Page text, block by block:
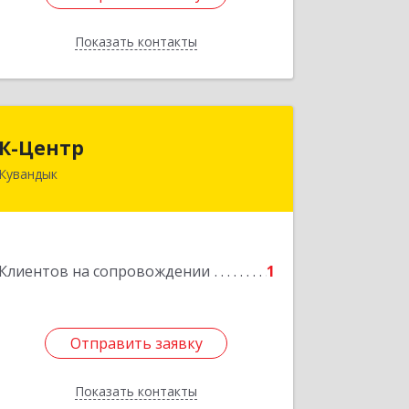
Показать контакты
Назад
К-Центр
Кувандык
Клиентов на сопровождении 1
Отправить заявку
Показать контакты
Подробнее
Отправить заявку
Назад